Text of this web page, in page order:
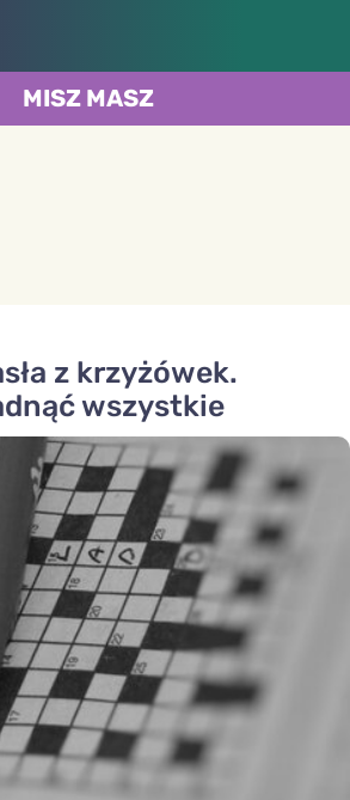
MISZ MASZ
z krzyżówek.
wszystkie